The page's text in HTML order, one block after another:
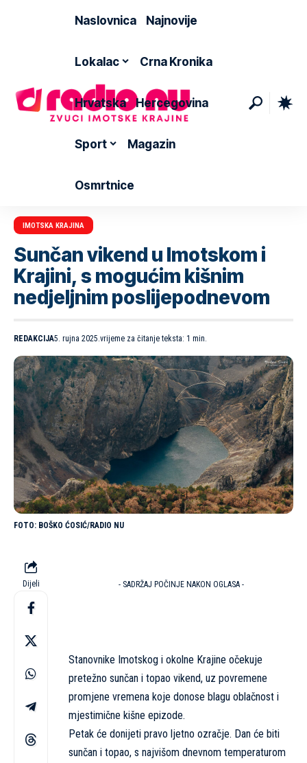
Naslovnica Najnovije
Lokalac Crna Kronika
Hrvatska Hercegovina
Sport Magazin
Osmrtnice
IMOTSKA KRAJINA
Sunčan vikend u Imotskom i
Krajini, s mogućim kišnim
nedjeljnim poslijepodnevom
REDAKCIJA5. rujna 2025.vrijeme za čitanje teksta: 1 min.
BOŠKO ĆOSIĆ/RADIO NU
Dijeli - SADRŽAJ POČINJE NAKON OGLASA -
Stanovnike Imotskog i okolne Krajine očekuje
pretežno sunčan i topao vikend, uz povremene
promjene vremena koje donose blagu oblačnost i
mjestimične kišne epizode.
Petak će donijeti pravo ljetno ozračje. Dan će biti
sunčan i topao, s najvišom dnevnom temperaturom